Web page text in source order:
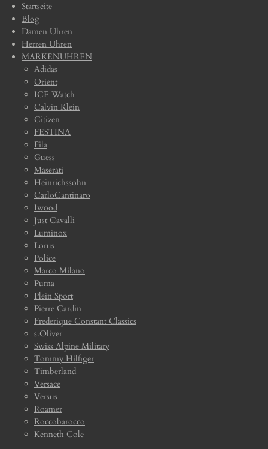
Startseite
Blog
Damen Uhren
Herren Uhren
MARKENUHREN
Adidas
Orient
ICE Watch
Calvin Klein
Citizen
FESTINA
Fila
Guess
Maserati
Heinrichssohn
CarloCantinaro
Iwood
Just Cavalli
Luminox
Lorus
Police
Marco Milano
Puma
Plein Sport
Pierre Cardin
Frederique Constant Classics
s.Oliver
Swiss Alpine Military
Tommy Hilfiger
Timberland
Versace
Versus
Roamer
Roccobarocco
Kenneth Cole